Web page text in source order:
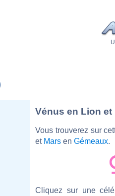
Vénus en Lion et
Vous trouverez sur
et Mars en Gémeaux.
Cliquez sur une